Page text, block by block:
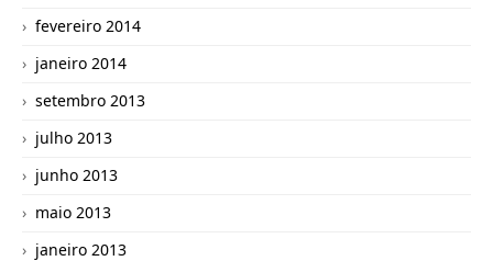
fevereiro 2014
janeiro 2014
setembro 2013
julho 2013
junho 2013
maio 2013
janeiro 2013